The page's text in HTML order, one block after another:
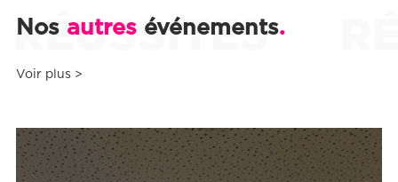
L’AGENCE
RÉALISATIONS
CONTACT
Nos autresévénements.
Voir plus >